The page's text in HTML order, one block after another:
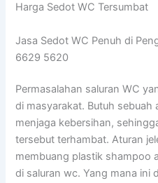
Harga Sedot WC Tersumbat
Jasa Sedot WC Penuh di
6629 5620
Permasalahan saluran WC
di masyarakat. Butuh sebuah
menjaga kebersihan,
tersebut terhambat. Aturan
membuang plastik shampoo
di saluran wc. Yang mana ini